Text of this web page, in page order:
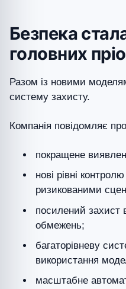
Безпека
головних
Разом із новими
систему захисту.
Компанія повідомляє
покращене
нові рівні
ризикованими
посилений захист
обмежень;
багаторівневу
використання
масштабне